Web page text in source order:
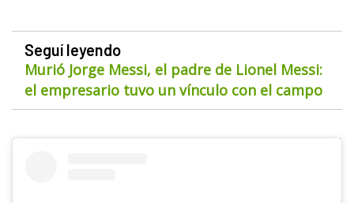
Seguí leyendo
Murió Jorge Messi, el padre de Lionel Messi:
el empresario tuvo un vínculo con el campo